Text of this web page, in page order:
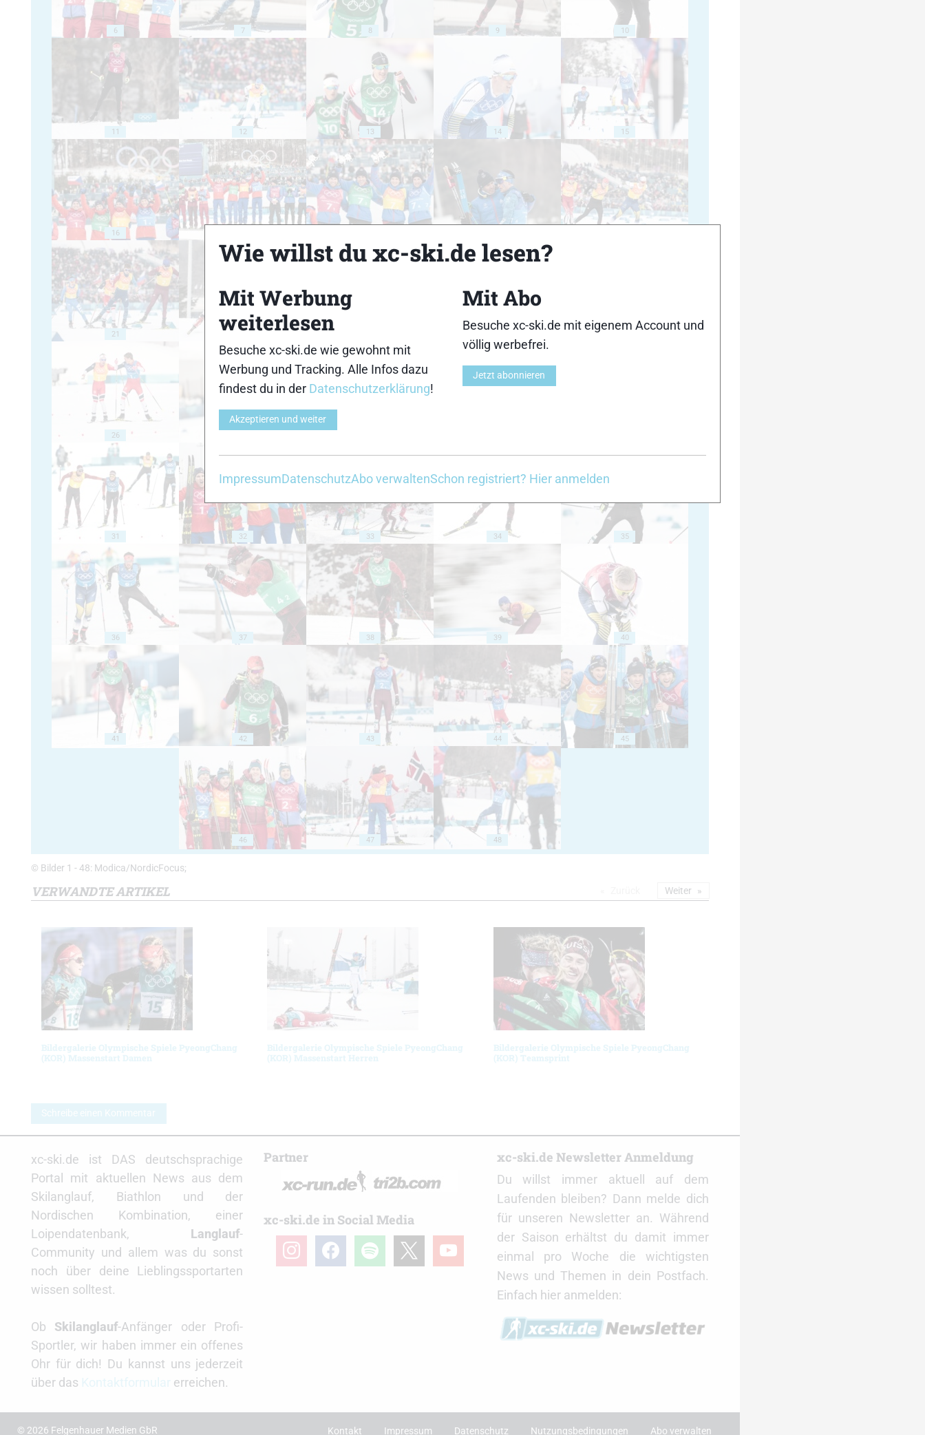
6 7 8 9 10
11 12 13 14 15
16
21 22
26
31 32 33 34 35
36 37 38 39 40
41 42 43 44 45
46 47 48
© Bilder 1 - 48: Modica/NordicFocus;
VERWANDTE ARTIKEL
Bildergalerie Olympische Spiele PyeongChang
(KOR) Massenstart Damen
Bildergalerie Olympische Spiele PyeongChang
(KOR) Massenstart Herren
Bildergalerie Olympische Spiele PyeongChang
(KOR) Teamsprint
Weiter
Schreibe einen Kommentar
xc-ski.de ist DAS deutschsprachige
Portal mit aktuellen News aus dem
Skilanglauf, Biathlon und der
Nordischen Kombination, einer
Loipendatenbank, Langlauf-
Community und allem was du sonst
noch über deine Lieblingssportarten
wissen solltest.
Ob Skilanglauf-Anfänger oder Profi-
Sportler, wir haben immer ein offenes
Ohr für dich! Du kannst uns jederzeit
über das
erreichen.
Partner
xc-ski.de in Social Media
instagramfacebookspotify youtube
xc-ski.de Newsletter Anmeldung
Du willst immer aktuell auf dem
Laufenden bleiben? Dann melde dich
für unseren Newsletter an. Während
der Saison erhältst du damit immer
einmal pro Woche die wichtigsten
News und Themen in dein Postfach.
Einfach hier anmelden:
© 2026 Felgenhauer Medien GbR Kontakt Impressum Datenschutz Nutzungsbedingungen Abo verwalten
Wie willst du xc-ski.de lesen?
Mit Werbung
weiterlesen
Besuche xc-ski.de wie gewohnt mit
Werbung und Tracking. Alle Infos dazu
findest du in der Datenschutzerklärung!
Akzeptieren und weiter
Mit Abo
Besuche xc-ski.de mit eigenem Account und
völlig werbefrei.
Jetzt abonnieren
ImpressumDatenschutzAbo verwaltenSchon registriert? Hier anmelden